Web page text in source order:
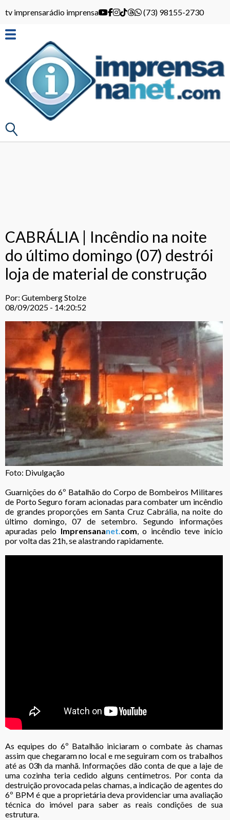
tv imprensarádio imprensa (73) 98155-2730
CABRÁLIA | Incêndio na noite
do último domingo (07) destrói
loja de material de construção
Por: Gutemberg Stolze
08/09/2025 - 14:20:52
Foto: Divulgação
Guarnições do 6º Batalhão do Corpo de Bombeiros Militares
de Porto Seguro foram acionadas para combater um incêndio
de grandes proporções em Santa Cruz Cabrália, na noite do
último domingo, 07 de setembro. Segundo informações
apuradas pelo Imprensananet.com, o incêndio teve início
por volta das 21h, se alastrando rapidamente.
As equipes do 6º Batalhão iniciaram o combate às chamas
assim que chegaram no local e me seguiram com os trabalhos
até as 03h da manhã. Informações dão conta de que a laje de
uma cozinha teria cedido alguns centímetros. Por conta da
destruição provocada pelas chamas, a indicação de agentes do
6º BPM é que a proprietária deva providenciar uma avaliação
técnica do imóvel para saber as reais condições de sua
estrutura.